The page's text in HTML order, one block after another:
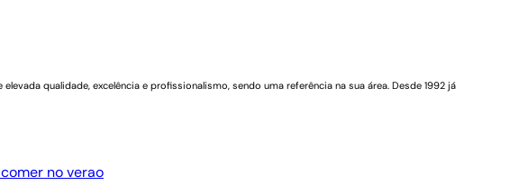
qualidade, excelência e profissionalismo, sendo uma referência na sua área. Desde 1992 já
no verao